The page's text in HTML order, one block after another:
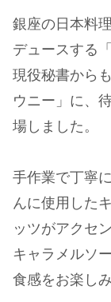
銀座の日本料
デュースする
現役秘書から
ウニー」に、
場しました。
手作業で丁寧
んに使用した
ッツがアクセ
キャラメルソ
食感をお楽し